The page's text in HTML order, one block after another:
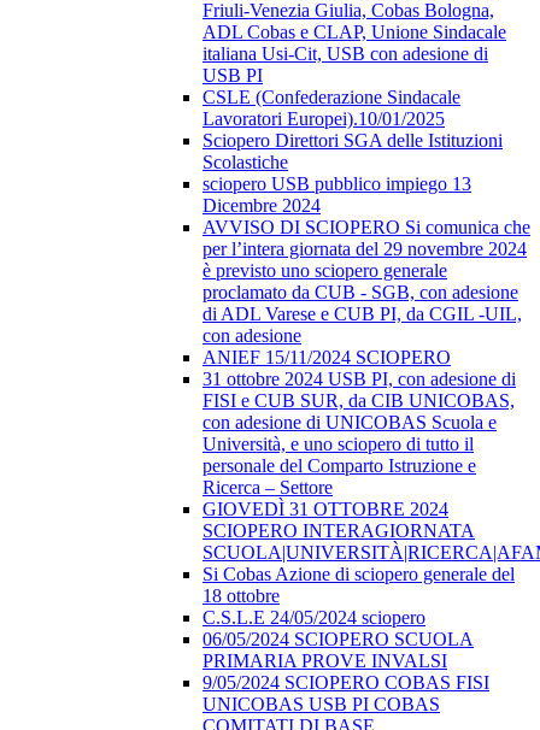
Friuli-Venezia Giulia, Cobas Bologna,
ADL Cobas e CLAP, Unione Sindacale
italiana Usi-Cit, USB con adesione di
USB PI
CSLE (Confederazione Sindacale
Lavoratori Europei).10/01/2025
Sciopero Direttori SGA delle Istituzioni
Scolastiche
sciopero USB pubblico impiego 13
Dicembre 2024
AVVISO DI SCIOPERO Si comunica che
per l’intera giornata del 29 novembre 2024
è previsto uno sciopero generale
proclamato da CUB - SGB, con adesione
di ADL Varese e CUB PI, da CGIL -UIL,
con adesione
ANIEF 15/11/2024 SCIOPERO
31 ottobre 2024 USB PI, con adesione di
FISI e CUB SUR, da CIB UNICOBAS,
con adesione di UNICOBAS Scuola e
Università, e uno sciopero di tutto il
personale del Comparto Istruzione e
Ricerca – Settore
GIOVEDÌ 31 OTTOBRE 2024
SCIOPERO INTERAGIORNATA
Si Cobas Azione di sciopero generale del
18 ottobre
C.S.L.E 24/05/2024 sciopero
06/05/2024 SCIOPERO SCUOLA
PRIMARIA PROVE INVALSI
9/05/2024 SCIOPERO COBAS FISI
UNICOBAS USB PI COBAS